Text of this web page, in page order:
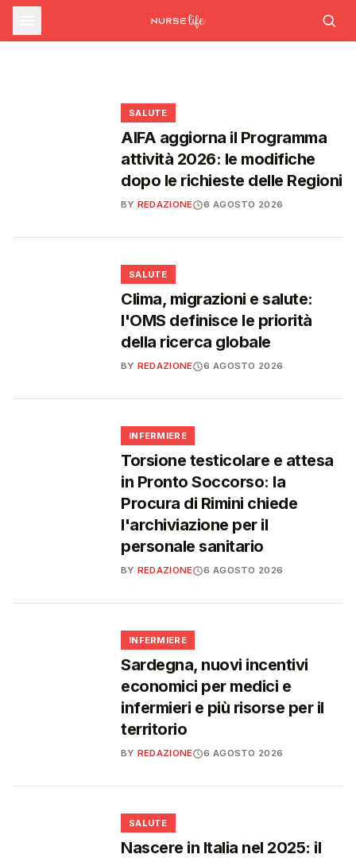
farmaceutica supera i 39 miliardi,
boom di farmaci per diabete e
Ondata di calore in lieve calo: il 7 agosto 26
città da bollino rosso, il giorno dopo
SALUTE
Emergenza caldo: il numero 1500 supera le
SALUTE
AIFA aggiorna il Programma
attività 2026: le modifiche
dopo le richieste delle Regioni
BY REDAZIONE 6 AGOSTO 2026
SALUTE
Clima, migrazioni e salute:
l'OMS definisce le priorità
della ricerca globale
BY REDAZIONE 6 AGOSTO 2026
INFERMIERE
Torsione testicolare e attesa
in Pronto Soccorso: la
Procura di Rimini chiede
l'archiviazione per il
personale sanitario
BY REDAZIONE 6 AGOSTO 2026
INFERMIERE
Sardegna, nuovi incentivi
economici per medici e
infermieri e più risorse per il
territorio
BY REDAZIONE 6 AGOSTO 2026
SALUTE
Nascere in Italia nel 2025: il